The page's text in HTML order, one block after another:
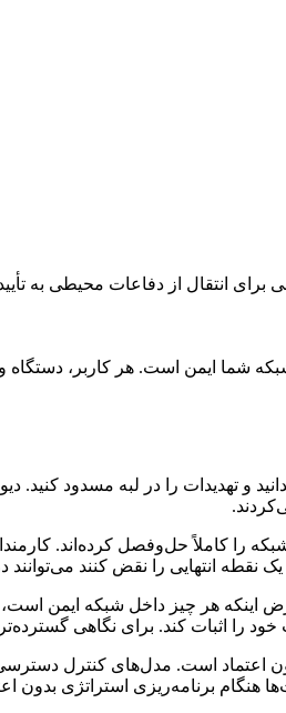
برای انتقال از دفاعات محیطی به
شما ایمن است. هر کاربر،
را کاملاً حل‌وفصل کرده‌اند.
انتهایی را نقض کنند
اینکه هر چیز داخل شبکه ایمن
را اثبات کند. برای نگاهی گسترده‌تر
اعتماد است. مدل‌های کنترل
برنامه‌ریزی استراتژی بدون